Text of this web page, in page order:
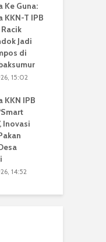
Ke Guna:
KKN-T IPB
Jadi
di
15:02
KKN IPB
Inovasi
14:52